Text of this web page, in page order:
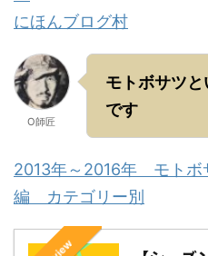
にほんブログ村
O師匠
モトボサツ
です
2013年～2016年 モトボ
編 カテゴリー別
view